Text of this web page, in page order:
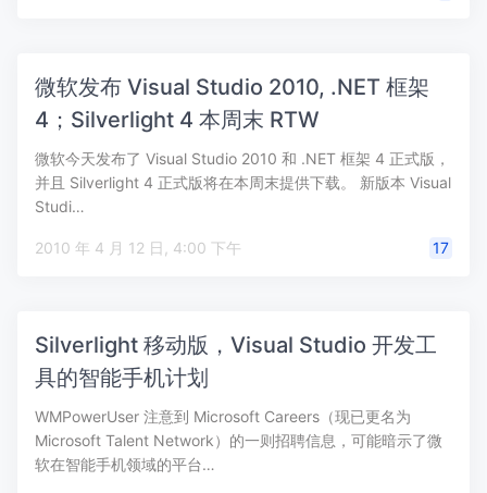
微软发布 Visual Studio 2010, .NET 框架
4；Silverlight 4 本周末 RTW
微软今天发布了 Visual Studio 2010 和 .NET 框架 4 正式版，
并且 Silverlight 4 正式版将在本周末提供下载。 新版本 Visual
Studi…
2010 年 4 月 12 日, 4:00 下午 17
Silverlight 移动版，Visual Studio 开发工
具的智能手机计划
WMPowerUser 注意到 Microsoft Careers（现已更名为
Microsoft Talent Network）的一则招聘信息，可能暗示了微
软在智能手机领域的平台…